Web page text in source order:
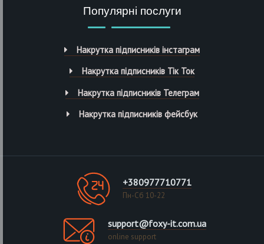
Популярні послуги
Накрутка підписників інстаграм
Накрутка підписників Тік Ток
Накрутка підписників Телеграм
Накрутка підписників фейсбук
+380977710771
Пн-Сб 10-22
support@foxy-it.com.ua
online support